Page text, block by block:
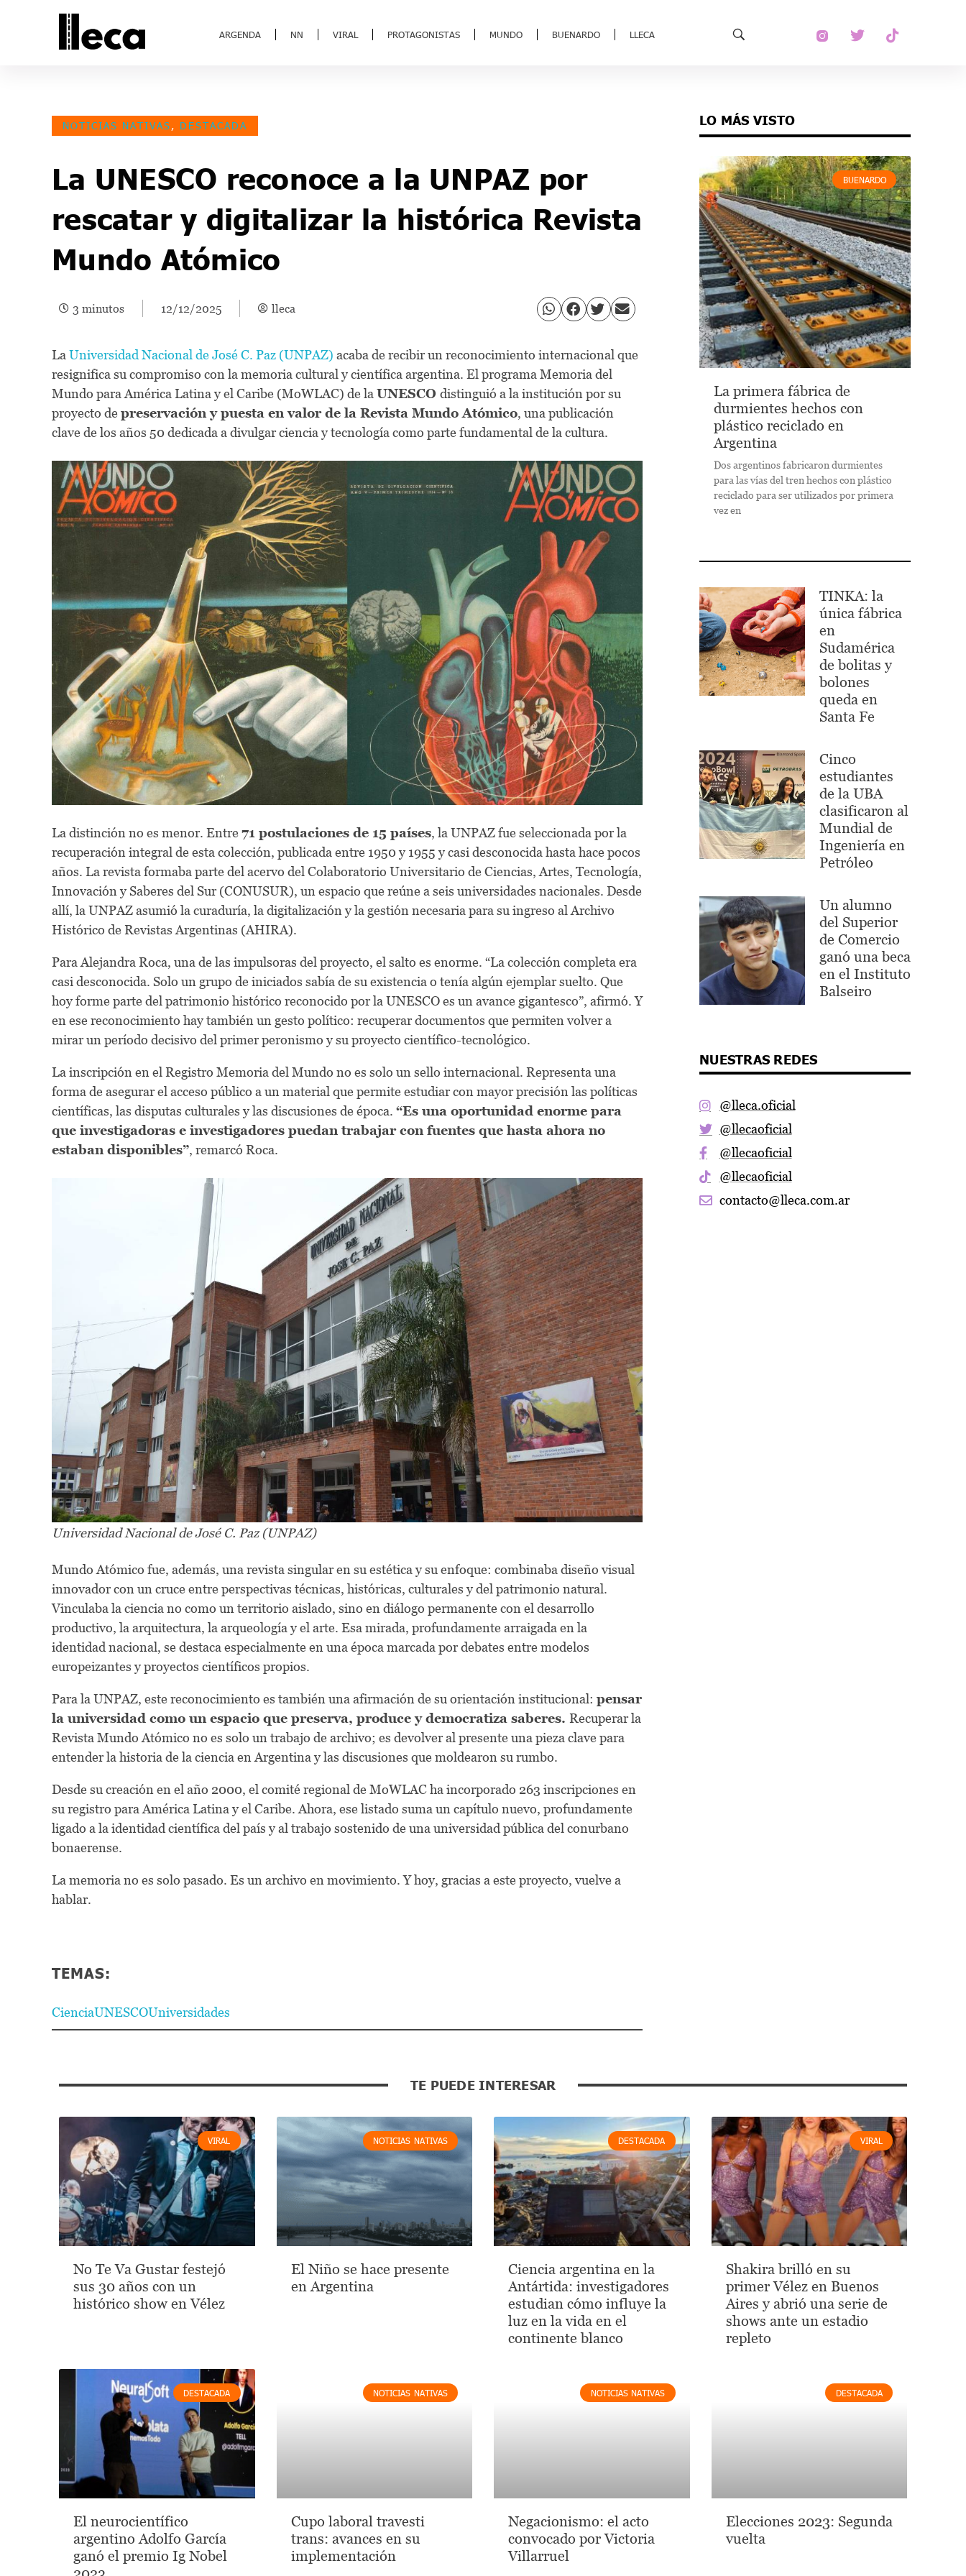
ARGENDA NN VIRAL PROTAGONISTAS MUNDO BUENARDO LLECA
NOTICIAS NATIVAS, DESTACADA
La UNESCO reconoce a la UNPAZ por
rescatar y digitalizar la histórica Revista
Mundo Atómico
3 minutos 12/12/2025 lleca
La Universidad Nacional de José C. Paz (UNPAZ) acaba de recibir un reconocimiento internacional que
resignifica su compromiso con la memoria cultural y científica argentina. El programa Memoria del
Mundo para América Latina y el Caribe (MoWLAC) de la UNESCO distinguió a la institución por su
proyecto depreservación y puesta en valor de la Revista Mundo Atómico, una publicación
clave de los años 50 dedicada a divulgar ciencia y tecnología como parte fundamental de la cultura.
La distinción no es menor. Entre71 postulaciones de 15 países, la UNPAZ fue seleccionada por la
recuperación integral de esta colección, publicada entre 1950 y 1955 y casi desconocida hasta hace pocos
años. La revista formaba parte del acervo del Colaboratorio Universitario de Ciencias, Artes, Tecnología,
Innovación y Saberes del Sur (CONUSUR), un espacio que reúne a seis universidades nacionales. Desde
allí, la UNPAZ asumió la curaduría, la digitalización y la gestión necesaria para su ingreso al Archivo
Histórico de Revistas Argentinas (AHIRA).
Para Alejandra Roca, una de las impulsoras del proyecto, el salto es enorme. “La colección completa era
casi desconocida. Solo un grupo de iniciados sabía de su existencia o tenía algún ejemplar suelto. Que
hoy forme parte del patrimonio histórico reconocido por la UNESCO es un avance gigantesco”, afirmó. Y
en ese reconocimiento hay también un gesto político: recuperar documentos que permiten volver a
mirar un período decisivo del primer peronismo y su proyecto científico-tecnológico.
La inscripción en el Registro Memoria del Mundo no es solo un sello internacional. Representa una
forma de asegurar el acceso público a un material que permite estudiar con mayor precisión las políticas
científicas, las disputas culturales y las discusiones de época. “Es una oportunidad enorme para
que investigadoras e investigadores puedan trabajar con fuentes que hasta ahora no
estaban disponibles”, remarcó Roca.
Universidad Nacional de José C. Paz (UNPAZ)
Mundo Atómico fue, además, una revista singular en su estética y su enfoque: combinaba diseño visual
innovador con un cruce entre perspectivas técnicas, históricas, culturales y del patrimonio natural.
Vinculaba la ciencia no como un territorio aislado, sino en diálogo permanente con el desarrollo
productivo, la arquitectura, la arqueología y el arte. Esa mirada, profundamente arraigada en la
identidad nacional, se destaca especialmente en una época marcada por debates entre modelos
europeizantes y proyectos científicos propios.
Para la UNPAZ, este reconocimiento es también una afirmación de su orientación institucional: pensar
la universidad como un espacio que preserva, produce y democratiza saberes. Recuperar la
Revista Mundo Atómico no es solo un trabajo de archivo; es devolver al presente una pieza clave para
entender la historia de la ciencia en Argentina y las discusiones que moldearon su rumbo.
Desde su creación en el año 2000, el comité regional de MoWLAC ha incorporado 263 inscripciones en
su registro para América Latina y el Caribe. Ahora, ese listado suma un capítulo nuevo, profundamente
ligado a la identidad científica del país y al trabajo sostenido de una universidad pública del conurbano
bonaerense.
La memoria no es solo pasado. Es un archivo en movimiento. Y hoy, gracias a este proyecto, vuelve a
hablar.
TEMAS:
CienciaUNESCOUniversidades
LO MÁS VISTO
BUENARDO
La primera fábrica de
durmientes hechos con
plástico reciclado en
Argentina
Dos argentinos fabricaron durmientes
para las vías del tren hechos con plástico
reciclado para ser utilizados por primera
vez en
TINKA: la
única fábrica
en
Sudamérica
de bolitas y
bolones
queda en
Santa Fe
Cinco
estudiantes
de la UBA
clasificaron al
Mundial de
Ingeniería en
Petróleo
Un alumno
del Superior
de Comercio
ganó una beca
en el Instituto
Balseiro
NUESTRAS REDES
@lleca.oficial
@llecaoficial
@llecaoficial
@llecaoficial
contacto@lleca.com.ar
TE PUEDE INTERESAR
VIRAL
No Te Va Gustar festejó
sus 30 años con un
histórico show en Vélez
NOTICIAS NATIVAS
El Niño se hace presente
en Argentina
DESTACADA
Ciencia argentina en la
Antártida: investigadores
estudian cómo influye la
luz en la vida en el
continente blanco
VIRAL
Shakira brilló en su
primer Vélez en Buenos
Aires y abrió una serie de
shows ante un estadio
repleto
DESTACADA
El neurocientífico
argentino Adolfo García
ganó el premio Ig Nobel
NOTICIAS NATIVAS
Cupo laboral travesti
trans: avances en su
implementación
NOTICIAS NATIVAS
Negacionismo: el acto
convocado por Victoria
Villarruel
DESTACADA
Elecciones 2023: Segunda
vuelta